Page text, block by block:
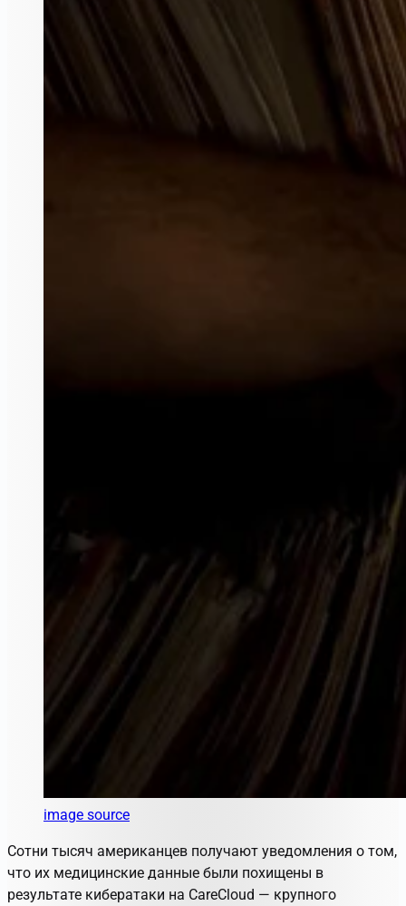
image source
Сотни тысяч американцев получают уведомления о том,
что их медицинские данные были похищены в
результате кибератаки на CareCloud — крупного